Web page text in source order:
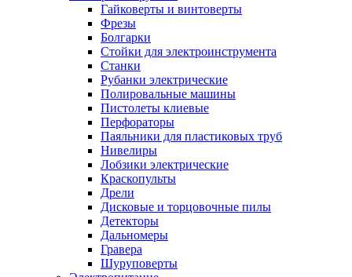
Гайковерты и винтоверты
Фрезы
Болгарки
Стойки для электроинструмента
Станки
Рубанки электрические
Полировальные машины
Пистолеты клиевые
Перфораторы
Паяльники для пластиковых труб
Нивелиры
Лобзики электрические
Краскопульты
Дрели
Дисковые и торцовочные пилы
Детекторы
Дальномеры
Гравера
Шуруповерты